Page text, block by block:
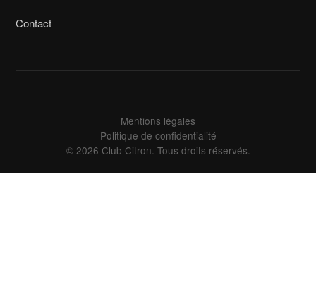
Contact
© 2026 Club Citron. Tous droits réservés.
Mentions légales
Politique de confidentialité